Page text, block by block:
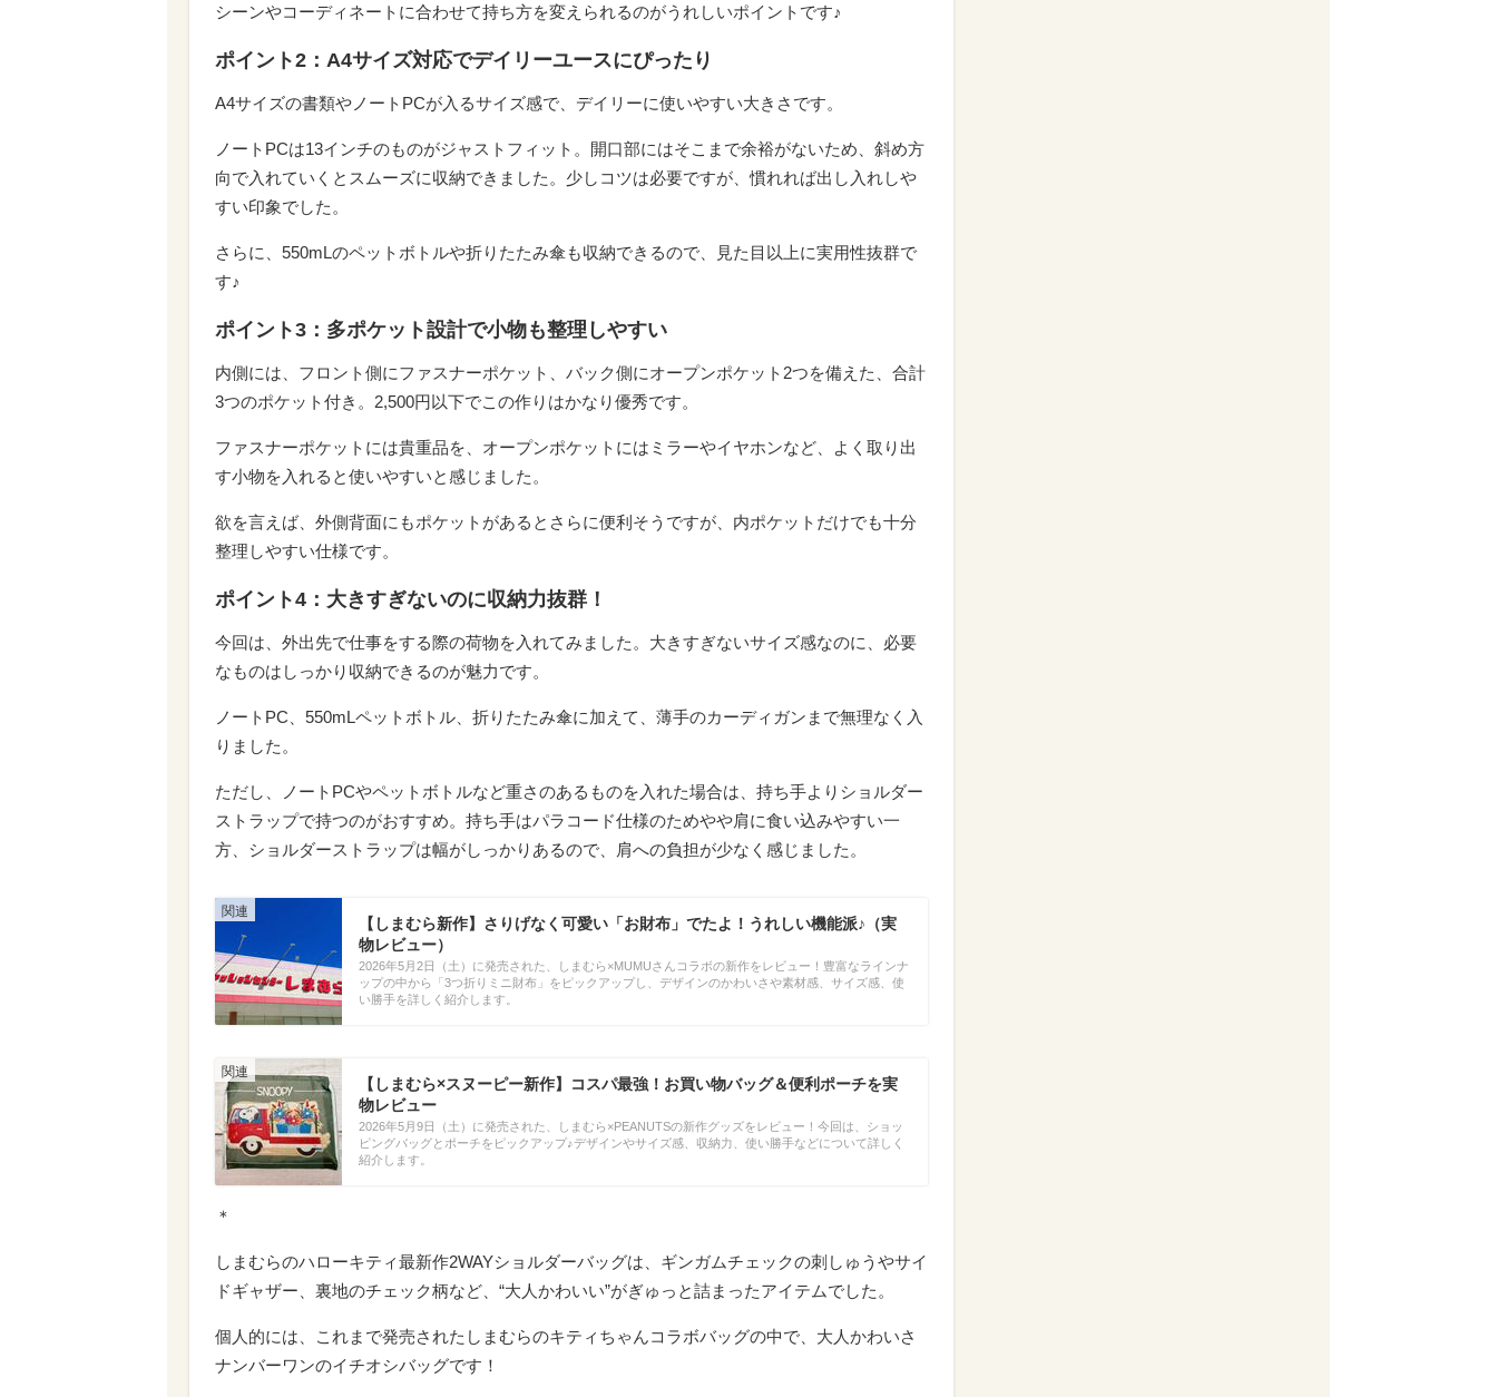
シーンやコーディネートに合わせて持ち方を変えられるのがうれしいポイントです♪
ポイント2：A4サイズ対応でデイリーユースにぴったり
A4サイズの書類やノートPCが入るサイズ感で、デイリーに使いやすい大きさです。
ノートPCは13インチのものがジャストフィット。開口部にはそこまで余裕がないため、斜め方
向で入れていくとスムーズに収納できました。少しコツは必要ですが、慣れれば出し入れしや
すい印象でした。
さらに、550mLのペットボトルや折りたたみ傘も収納できるので、見た目以上に実用性抜群で
す♪
ポイント3：多ポケット設計で小物も整理しやすい
内側には、フロント側にファスナーポケット、バック側にオープンポケット2つを備えた、合計
3つのポケット付き。2,500円以下でこの作りはかなり優秀です。
ファスナーポケットには貴重品を、オープンポケットにはミラーやイヤホンなど、よく取り出
す小物を入れると使いやすいと感じました。
欲を言えば、外側背面にもポケットがあるとさらに便利そうですが、内ポケットだけでも十分
整理しやすい仕様です。
ポイント4：大きすぎないのに収納力抜群！
今回は、外出先で仕事をする際の荷物を入れてみました。大きすぎないサイズ感なのに、必要
なものはしっかり収納できるのが魅力です。
ノートPC、550mLペットボトル、折りたたみ傘に加えて、薄手のカーディガンまで無理なく入
りました。
ただし、ノートPCやペットボトルなど重さのあるものを入れた場合は、持ち手よりショルダー
ストラップで持つのがおすすめ。持ち手はパラコード仕様のためやや肩に食い込みやすい一
方、ショルダーストラップは幅がしっかりあるので、肩への負担が少なく感じました。
【しまむら新作】さりげなく可愛い「お財布」でたよ！うれしい機能派♪（実
物レビュー）
2026年5月2日（土）に発売された、しまむら×MUMUさんコラボの新作をレビュー！豊富なラインナ
ップの中から「3つ折りミニ財布」をピックアップし、デザインのかわいさや素材感、サイズ感、使
い勝手を詳しく紹介します。
【しまむら×スヌーピー新作】コスパ最強！お買い物バッグ＆便利ポーチを実
物レビュー
2026年5月9日（土）に発売された、しまむら×PEANUTSの新作グッズをレビュー！今回は、ショッ
ピングバッグとポーチをピックアップ♪デザインやサイズ感、収納力、使い勝手などについて詳しく
紹介します。
＊
しまむらのハローキティ最新作2WAYショルダーバッグは、ギンガムチェックの刺しゅうやサイ
ドギャザー、裏地のチェック柄など、“大人かわいい”がぎゅっと詰まったアイテムでした。
個人的には、これまで発売されたしまむらのキティちゃんコラボバッグの中で、大人かわいさ
ナンバーワンのイチオシバッグです！